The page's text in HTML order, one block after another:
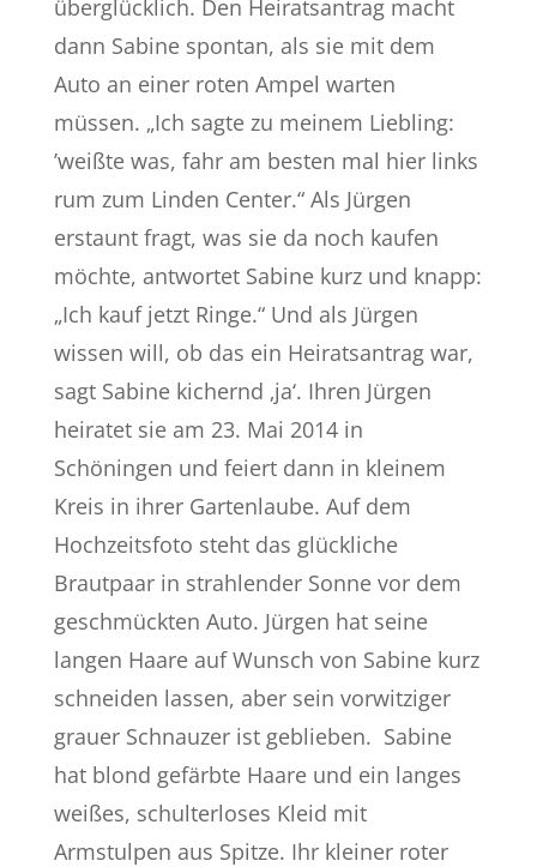
überglücklich. Den Heiratsantrag macht
dann Sabine spontan, als sie mit dem
Auto an einer roten Ampel warten
müssen. „Ich sagte zu meinem Liebling:
’weißte was, fahr am besten mal hier links
rum zum Linden Center.“ Als Jürgen
erstaunt fragt, was sie da noch kaufen
möchte, antwortet Sabine kurz und knapp:
„Ich kauf jetzt Ringe.“ Und als Jürgen
wissen will, ob das ein Heiratsantrag war,
sagt Sabine kichernd ‚ja‘. Ihren Jürgen
heiratet sie am 23. Mai 2014 in
Schöningen und feiert dann in kleinem
Kreis in ihrer Gartenlaube. Auf dem
Hochzeitsfoto steht das glückliche
Brautpaar in strahlender Sonne vor dem
geschmückten Auto. Jürgen hat seine
langen Haare auf Wunsch von Sabine kurz
schneiden lassen, aber sein vorwitziger
grauer Schnauzer ist geblieben. Sabine
hat blond gefärbte Haare und ein langes
weißes, schulterloses Kleid mit
Armstulpen aus Spitze. Ihr kleiner roter